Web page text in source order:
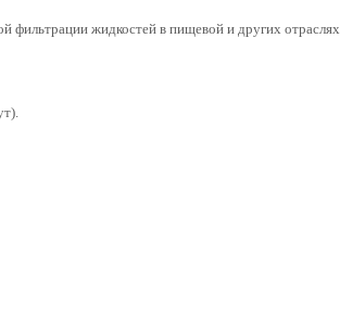
жидкостей в пищевой и других отраслях